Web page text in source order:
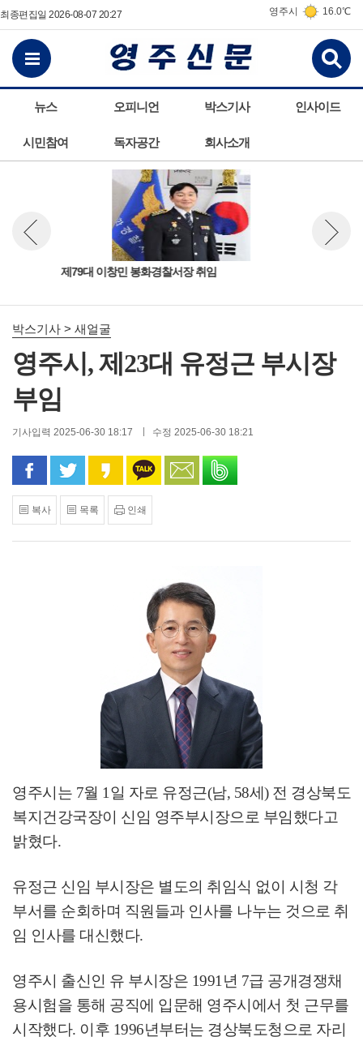
최종편집일 2026-08-07 20:27 영주시 16.0℃
뉴스 오피니언 박스기사 인사이드
시민참여 독자공간 회사소개
전체메뉴보기
제79대 이창민 봉화경찰서장 취임
뉴스 이전보기
박스기사 > 새얼굴
영주시, 제23대 유정근 부시장
부임
기사입력 2025-06-30 18:17 수정 2025-06-30 18:21
페이스북으로 공유
트위터로 공유카카오 스토리로 공유
카카오톡으로 공유
문자로 공유
복사 목록 인쇄
영주시는 7월 1 일 자로 유정근(남, 58세 ) 전 경상북도
복지건강국장이 신임 영주부시장으로 부임했다고
밝혔다.
유정근 신임 부시장은 별도의 취임식 없이 시청 각
부서를 순회하며 직원들과 인사를 나누는 것으로 취
임 인사를 대신했다.
영주시 출신인 유 부시장은 1991 년 7급 공개경쟁채
용시험을 통해 공직에 입문해 영주시에서 첫 근무를
시작했다. 이후 1996년부터는 경상북도청으로 자리